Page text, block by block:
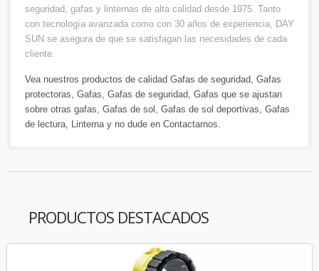
seguridad, gafas y linternas de alta calidad desde 1975. Tanto
con tecnología avanzada como con 30 años de experiencia, DAY
SUN se asegura de que se satisfagan las necesidades de cada
cliente.
Vea nuestros productos de calidad Gafas de seguridad Gafas
protectoras Gafas Gafas de seguridad Gafas que se ajustan
sobre otras gafas Gafas de sol Gafas de sol deportivas Gafas
de lectura
Linterna y no dude en Contactarnos
PRODUCTOS DESTACADOS